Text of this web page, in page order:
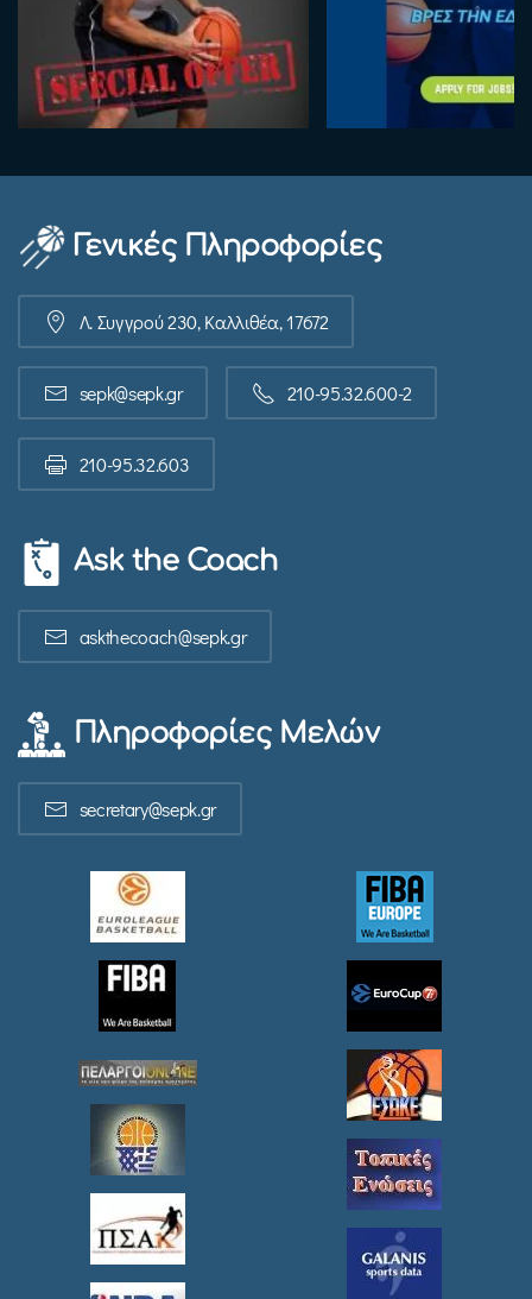
Γενικές Πληροφορίες
Λ. Συγγρού 230, Καλλιθέα, 17672
sepk@sepk.gr 210-95.32.600-2
210-95.32.603
Ask the Coach
askthecoach@sepk.gr
Πληροφορίες Μελών
secretary@sepk.gr